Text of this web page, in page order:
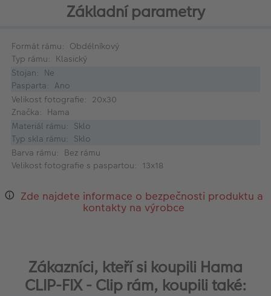
Základní parametry
Formát rámu: Obdélníkový
Typ rámu: Klasický
Stojan: Ne
Pasparta: Ano
Velikost fotografie: 20x30
Značka: Hama
Materiál rámu: Sklo
Typ skla rámu: Sklo
Barva rámu: Bez rámu
Velikost fotografie s paspartou: 13x18
Zde najdete informace o bezpečnosti produktu a
kontakty na výrobce
Zákazníci, kteří si koupili Hama
CLIP-FIX - Clip rám, koupili také: